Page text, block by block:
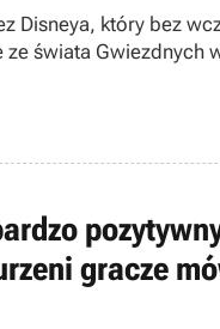
Disneya, który bez
ze świata Gwiezdnych
gracze